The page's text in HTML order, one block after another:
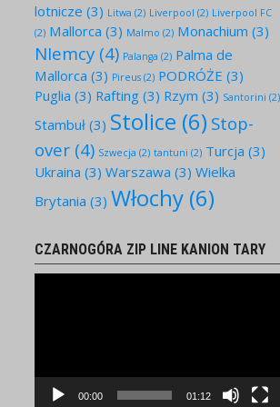
lotnicze (3) Litwa (2) Liverpool (2) Liverpool FC
(2) Mallorca (3) Malmo (2) Monachium (3)
NIemcy (4) Palanga (2) Palma de
Mallorca (3) Pireus (2) PODRÓŻE (3)
Puglia (3) Rafting (3) Rzym (3) Santorini (2)
Stambuł (3) Stolice (6) Stop-
over (4) Szwecja (2) tantuni (2) Turcja (3)
Ukraina (3) Warszawa (3) Wielka
Brytania (3) Włochy (6)
CZARNOGÓRA ZIP LINE KANION TARY
00:00 01:12